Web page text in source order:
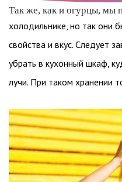
Так же, как и огурцы, мы
холодильнике, но так они
свойства и вкус. Следует
убрать в кухонный шкаф,
лучи. При таком хранении